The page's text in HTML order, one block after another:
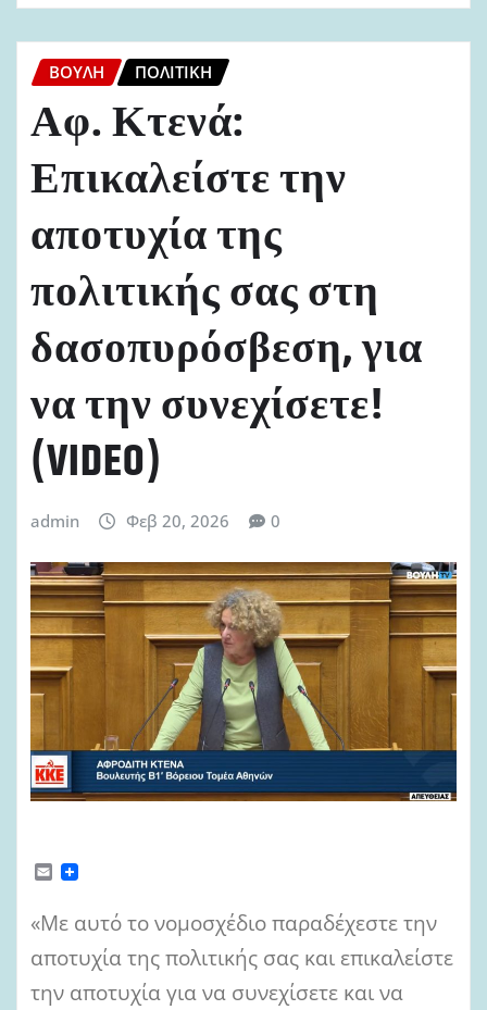
ΒΟΥΛΉ ΠΟΛΙΤΙΚΉ
Αφ. Κτενά:
Επικαλείστε την
αποτυχία της
πολιτικής σας στη
δασοπυρόσβεση, για
να την συνεχίσετε!
(VIDEO)
admin Φεβ 20, 2026 0
E
m
i
«Με αυτό το νομοσχέδιο παραδέχεστε την
αποτυχία της πολιτικής σας και επικαλείστε
την αποτυχία για να συνεχίσετε και να